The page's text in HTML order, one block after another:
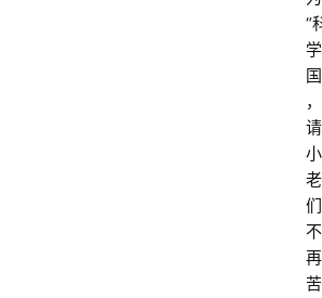
“